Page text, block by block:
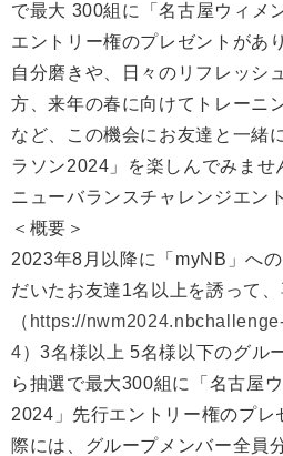
で最大 300組に「名古屋ウィメ
エントリー権のプレゼントがあ
自分磨きや、日々のリフレッシ
方、来年の春に向けてトレーニ
など、この機会にお友達と一緒
ラソン2024」を楽しんでみませ
ニューバランスチャレンジエン
＜概要＞
2023年8月以降に「myNB」へ
だいたお友達1名以上を誘って
（ https://
4）3名様以上 5名様以下のグル
ら抽選で最大300組に「名古屋
2024」先行エントリー権のプレ
際には、グループメンバー全員